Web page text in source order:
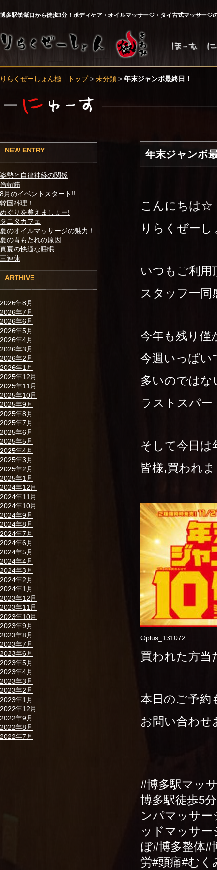
博多駅筑紫口から徒歩3分！ボディケア・オイルマッサージ・タイ古式マッサージ
りらくぜーしょん極 トップ> 未分類 > 年末ジャンボ最終日！
NEW ENTRY
姿勢と自律神経の関係
僧帽筋
8月のイベントスタート!!
韓国料理！
めぐりを整えましょー!
タニタカフェ
夏のオイルマッサージの魅力！
夏の胃もたれの原因
真夏の快適な睡眠
三連休
ARTHIVE
2026年8月
2026年7月
2026年6月
2026年5月
2026年4月
2026年3月
2026年2月
2026年1月
2025年12月
2025年11月
2025年10月
2025年9月
2025年8月
2025年7月
2025年6月
2025年5月
2025年4月
2025年3月
2025年2月
2025年1月
2024年12月
2024年11月
2024年10月
2024年9月
2024年8月
2024年7月
2024年6月
2024年5月
2024年4月
2024年3月
2024年2月
2024年1月
2023年12月
2023年11月
2023年10月
2023年9月
2023年8月
2023年7月
2023年6月
2023年5月
2023年4月
2023年3月
2023年2月
2023年1月
2022年12月
2022年9月
2022年8月
2022年7月
年末ジャンボ
こんにちは☆
りらくぜー
いつもご利用
スタッフ一
今年も残り僅
今週いっぱい
多いのではな
ラストスパ
そして今日は
皆様,買われ
Oplus_131072
買われた方当
本日のご予約
お問い合わせ
#博多駅マッ
博多駅徒歩5
ンパマッサ
ッドマッサ
ぼ#博多整体#
労#頭痛#むく